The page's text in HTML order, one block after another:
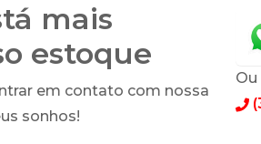
mais
estoque
em contato com nossa
sonhos!
Ou